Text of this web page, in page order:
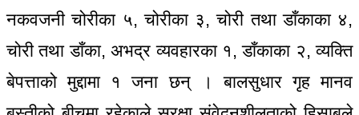
नकवजनी चोरीका ५, चोरीका ३, चोरी तथा डाँकाका ४,
चोरी तथा डाँका, अभद्र व्यवहारका १, डाँकाका २, व्यक्ति
बेपत्ताको मुद्दामा १ जना छन् । बालसुधार गृह मानव